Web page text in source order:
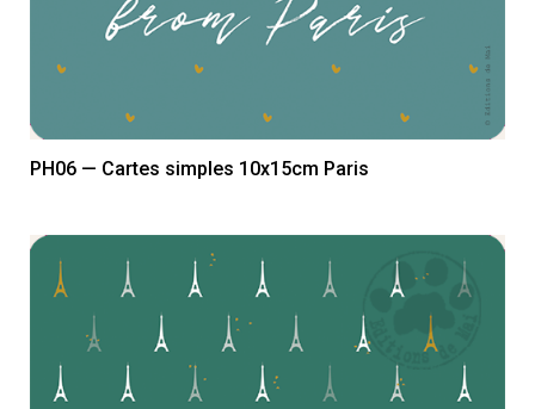
PH06 — Cartes simples 10x15cm Paris